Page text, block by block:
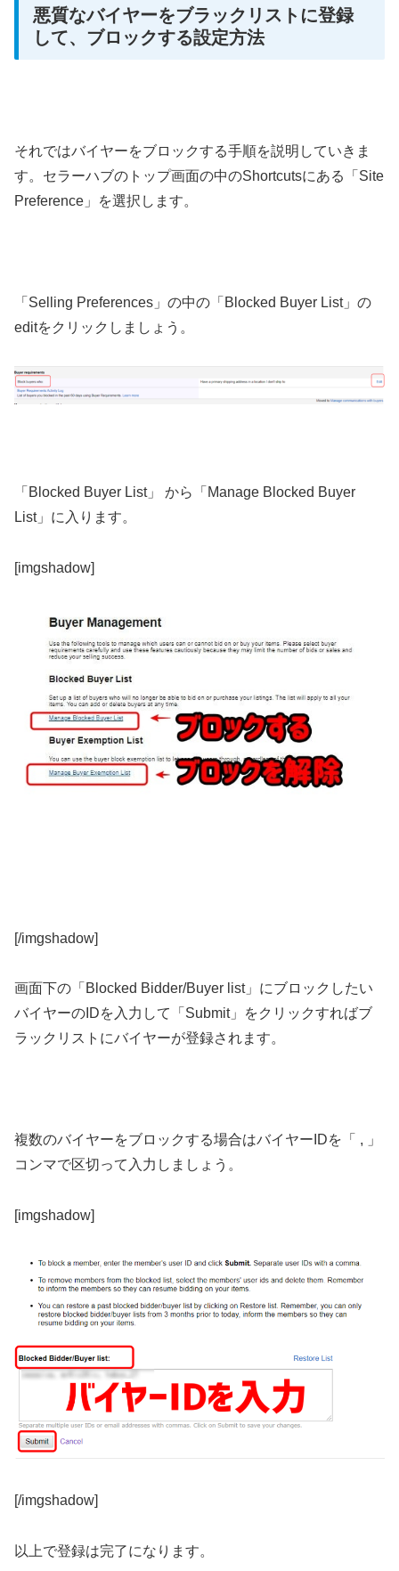
悪質なバイヤーをブラックリストに登録
して、ブロックする設定方法
それではバイヤーをブロックする手順を説明していきま
す。セラーハブのトップ画面の中のShortcutsにある「Site
Preference」を選択します。
「Selling Preferences」の中の「Blocked Buyer List」の
editをクリックしましょう。
「Blocked Buyer List」 から「Manage Blocked Buyer
List」に入ります。
[imgshadow]
[/imgshadow]
画面下の「Blocked Bidder/Buyer list」にブロックしたい
バイヤーのIDを入力して「Submit」をクリックすればブ
ラックリストにバイヤーが登録されます。
複数のバイヤーをブロックする場合はバイヤーIDを「 , 」
コンマで区切って入力しましょう。
[imgshadow]
[/imgshadow]
以上で登録は完了になります。